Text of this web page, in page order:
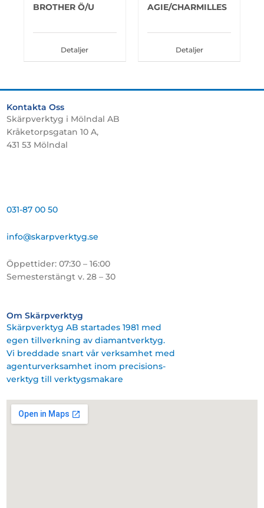
BROTHER Ö/U
Detaljer
AGIE/CHARMILLES
Detaljer
Kontakta Oss
Skärpverktyg i Mölndal AB
Kråketorpsgatan 10 A,
431 53 Mölndal
031-87 00 50
info@skarpverktyg.se
Öppettider: 07:30 – 16:00
Semesterstängt v. 28 – 30
Om Skärpverktyg
Skärpverktyg AB startades 1981 med
egen tillverkning av diamantverktyg.
Vi breddade snart vår verksamhet med
agenturverksamhet inom precisions-
verktyg till verktygsmakare